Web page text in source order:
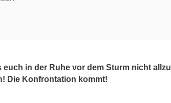
in der Ruhe vor dem Sturm nicht allzu
Die Konfrontation kommt!